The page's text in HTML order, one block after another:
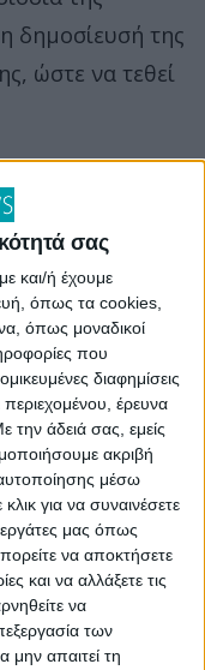
σας
και/ή έχουμε
όπως τα cookies,
όπως μοναδικοί
που
διαφημίσεις
περιεχομένου, έρευνα
την άδειά σας, εμείς
ακριβή
μέσω
για να συναινέσετε
μας όπως
να αποκτήσετε
και να αλλάξετε τις
να
των
απαιτεί τη
δημοσίευσή της
ώστε να τεθεί
ευρώ ανά
0,04 για να
τα 0,065
οι δωρεάν
και τους
Εγνατία.
να
μεταξύ του
ΓΕΚ
SA (25%) για την
χρονική